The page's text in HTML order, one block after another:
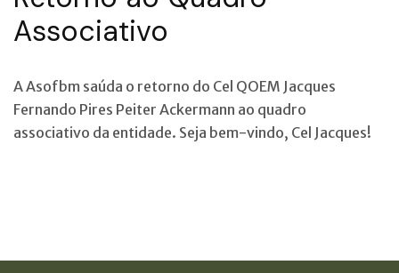
Associativo
A Asofbm saúda o retorno do Cel QOEM Jacques
Fernando Pires Peiter Ackermann ao quadro
associativo da entidade. Seja bem-vindo, Cel Jacques!